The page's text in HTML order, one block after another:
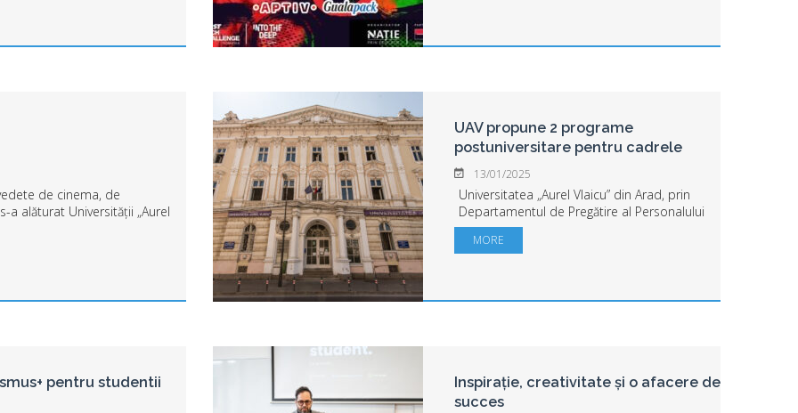
de cinema, de
a alăturat Universității „Aurel
UAV propune 2 programe
postuniversitare pentru cadrele
didactice
13/01/2025
Universitatea „Aurel Vlaicu” din Arad, prin
Departamentul de Pregătire al Personalului
Didactic, propune celor care doresc să se
formeze în management educațional sau în
MORE
pentru studentii
Inspirație, creativitate și o afacere de
succes